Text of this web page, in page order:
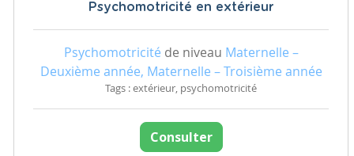
Psychomotricité en extérieur
Psychomotricité de niveau Maternelle –
Deuxième année, Maternelle – Troisième année
Tags : extérieur, psychomotricité
Consulter